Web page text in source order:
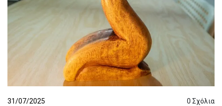
31/07/2025 0 Σχόλια